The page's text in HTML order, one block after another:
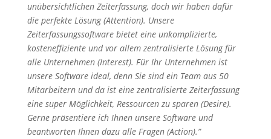
unübersichtlichen Zeiterfassung, doch wir haben dafür
die perfekte Lösung (Attention). Unsere
Zeiterfassungssoftware bietet eine unkomplizierte,
kosteneffiziente und vor allem zentralisierte Lösung für
alle Unternehmen (Interest). Für Ihr Unternehmen ist
unsere Software ideal, denn Sie sind ein Team aus 50
Mitarbeitern und da ist eine zentralisierte Zeiterfassung
eine super Möglichkeit, Ressourcen zu sparen (Desire).
Gerne präsentiere ich Ihnen unsere Software und
beantworten Ihnen dazu alle Fragen (Action).”